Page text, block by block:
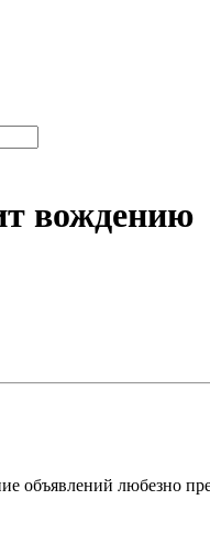
вождению
объявлений любезно